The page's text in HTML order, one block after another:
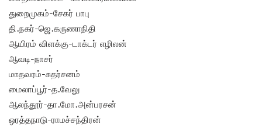
துறைமுகம்-சேகர் பாபு
தி.நகர்-ஜெ.கருணாநிதி
ஆயிரம் விளக்கு-டாக்டர் எழிலன்
ஆவடி-நாசர்
மாதவரம்-சுதர்சனம்
மைலாப்பூர்-த.வேலு
ஆலந்தூர்-தா.மோ.அன்பரசன்
ஒரத்தநாடு-ராமச்சந்திரன்